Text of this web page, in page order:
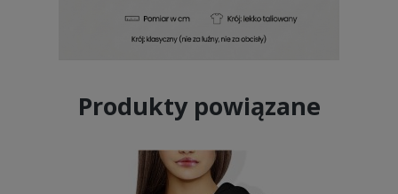
Produkty powiązane